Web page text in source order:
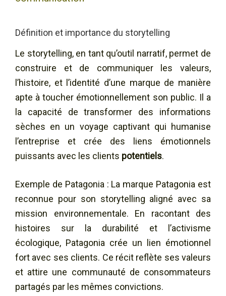
Définition et importance du storytelling
Le storytelling, en tant qu’outil narratif, permet de
construire et de communiquer les valeurs,
l’histoire, et l’identité d’une marque de manière
apte à toucher émotionnellement son public. Il a
la capacité de transformer des informations
sèches en un voyage captivant qui humanise
l’entreprise et crée des liens émotionnels
puissants avec les clients potentiels.
Exemple de Patagonia : La marque Patagonia est
reconnue pour son storytelling aligné avec sa
mission environnementale. En racontant des
histoires sur la durabilité et l’activisme
écologique, Patagonia crée un lien émotionnel
fort avec ses clients. Ce récit reflète ses valeurs
et attire une communauté de consommateurs
partagés par les mêmes convictions.